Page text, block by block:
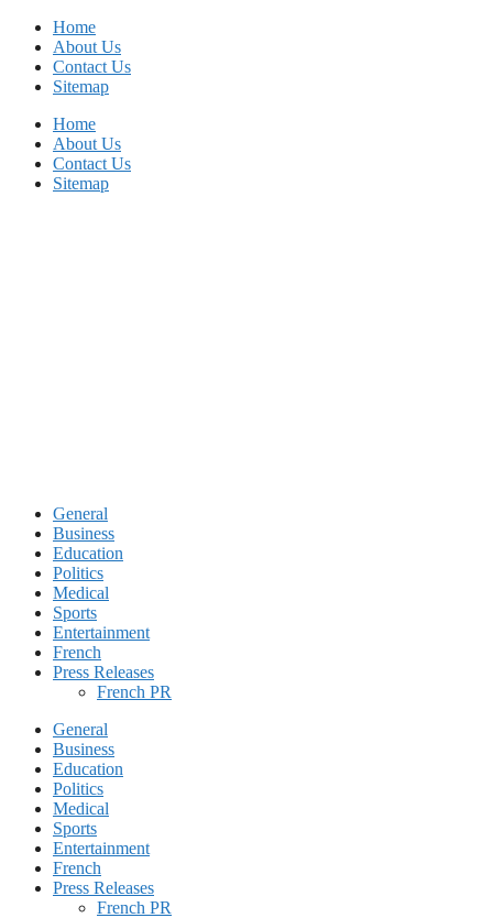
Skip
content
Home
About Us
Contact Us
Sitemap
Home
About Us
Contact Us
Sitemap
General
Business
Education
Politics
Medical
Sports
Entertainment
French
Press Releases
French PR
General
Business
Education
Politics
Medical
Sports
Entertainment
French
Press Releases
French PR